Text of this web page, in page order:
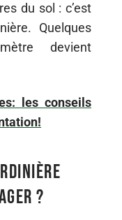
du sol : c’est
Quelques
devient
les conseils
?